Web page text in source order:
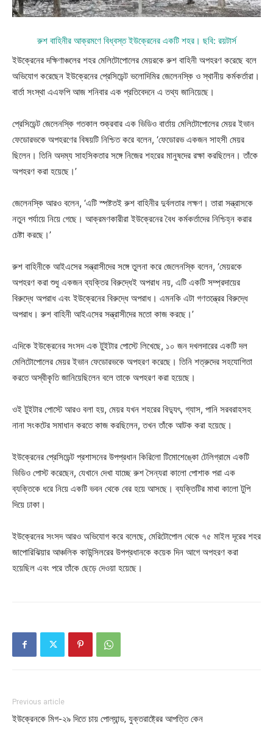
রুশ বাহিনীর আক্রমণে বিধ্বস্ত ইউক্রেনের একটি শহর। ছবি: রয়টার্স
ইউক্রেনের দক্ষিণাঞ্চলের শহর মেলিটোপোলের মেয়রকে রুশ বাহিনী অপহরণ করেছে বলে
অভিযোগ করেছেন ইউক্রেনের প্রেসিডেন্ট ভলোদিমির জেলেনস্কি ও স্থানীয় কর্মকর্তারা।
বার্তা সংস্থা এএফপি আজ শনিবার এক প্রতিবেদনে এ তথ্য জানিয়েছে।
প্রেসিডেন্ট জেলেনস্কি গতকাল শুক্রবার এক ভিডিও বার্তায় মেলিটোপোলের মেয়র ইভান
ফেডোরভকে অপহরণের বিষয়টি নিশ্চিত করে বলেন, ‘ফেডোরভ একজন সাহসী মেয়র
ছিলেন। তিনি অদম্য সাহসিকতার সঙ্গে নিজের শহরের মানুষদের রক্ষা করছিলেন। তাঁকে
অপহরণ করা হয়েছে।’
জেলেনস্কি আরও বলেন, ‘এটি স্পষ্টতই রুশ বাহিনীর দুর্বলতার লক্ষণ। তারা সন্ত্রাসকে
নতুন পর্যায়ে নিয়ে গেছে। আক্রমণকারীরা ইউক্রেনের বৈধ কর্মকর্তাদের নিশ্চিহ্ন করার
চেষ্টা করছে।’
রুশ বাহিনীকে আইএসের সন্ত্রাসীদের সঙ্গে তুলনা করে জেলেনস্কি বলেন, ‘মেয়রকে
অপহরণ করা শুধু একজন ব্যক্তির বিরুদ্ধেই অপরাধ নয়, এটি একটি সম্প্রদায়ের
বিরুদ্ধে অপরাধ এবং ইউক্রেনের বিরুদ্ধে অপরাধ। এমনকি এটা গণতন্ত্রের বিরুদ্ধে
অপরাধ। রুশ বাহিনী আইএসের সন্ত্রাসীদের মতো কাজ করছে।’
এদিকে ইউক্রেনের সংসদ এক টুইটার পোস্টে লিখেছে, ১০ জন দখলদারের একটি দল
মেলিটোপোলের মেয়র ইভান ফেডোরভকে অপহরণ করেছে। তিনি শত্রুদের সহযোগিতা
করতে অস্বীকৃতি জানিয়েছিলেন বলে তাকে অপহরণ করা হয়েছে।
ওই টুইটার পোস্টে আরও বলা হয়, মেয়র যখন শহরের বিদ্যুৎ, গ্যাস, পানি সরবরাহসহ
নানা সংকটের সমাধান করতে কাজ করছিলেন, তখন তাঁকে আটক করা হয়েছে।
ইউক্রেনের প্রেসিডেন্ট প্রশাসনের উপপ্রধান কিরিলো টিমোশেঙ্কো টেলিগ্রামে একটি
ভিডিও পোস্ট করেছেন, যেখানে দেখা যাচ্ছে রুশ সৈন্যরা কালো পোশাক পরা এক
ব্যক্তিকে ধরে নিয়ে একটি ভবন থেকে বের হয়ে আসছে। ব্যক্তিটির মাথা কালো টুপি
দিয়ে ঢাকা।
ইউক্রেনের সংসদ আরও অভিযোগ করে বলেছে, মেরিটোপোল থেকে ৭৫ মাইল দূরের শহর
জাপোরিঝিয়ার আঞ্চলিক কাউন্সিলরের উপপ্রধানকে কয়েক দিন আগে অপহরণ করা
হয়েছিল এবং পরে তাঁকে ছেড়ে দেওয়া হয়েছে।
Previous article
ইউক্রেনকে মিগ-২৯ দিতে চায় পোল্যান্ড, যুক্তরাষ্ট্রের আপত্তি কেন